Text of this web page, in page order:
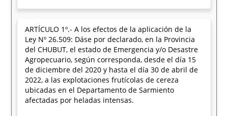
ARTÍCULO 1º.- A los efectos de la aplicación de la
Ley Nº 26.509: Dáse por declarado, en la Provincia
del CHUBUT, el estado de Emergencia y/o Desastre
Agropecuario, según corresponda, desde el día 15
de diciembre del 2020 y hasta el día 30 de abril de
2022, a las explotaciones frutícolas de cereza
ubicadas en el Departamento de Sarmiento
afectadas por heladas intensas.